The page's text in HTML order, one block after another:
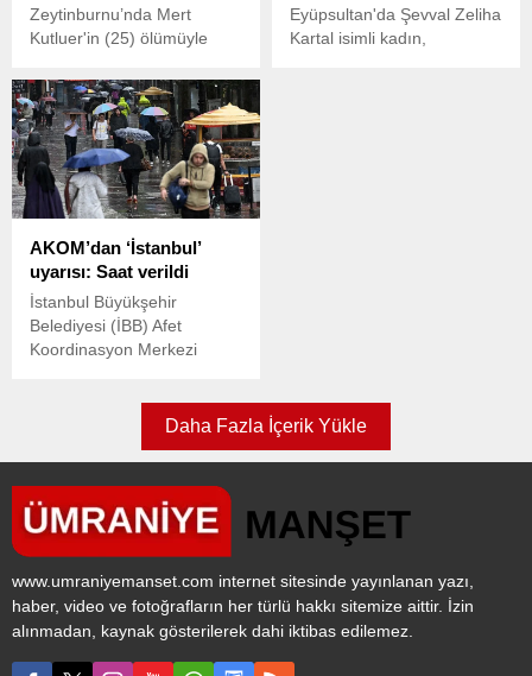
medeniyetleri birleştiren ve
bu coğrafyadaki bütün güzel
Zeytinburnu’nda Mert
Kutluer'in (25) ölümüyle
karıştıkları tespit edilen
şüphelilerden Barış S.
gözaltına alındı. Cinayetle
biten kavganın nedeninin
alacak verecek meselesi
olduğu belirlendi. Polis
yakalamak için çalışmalarını
sürdürüyor.
Eyüpsultan'da Şevval Zeliha
Kartal isimli kadın,
AKOM’dan ‘İstanbul’
uyarısı: Saat verildi
İstanbul Büyükşehir
Belediyesi (İBB) Afet
Koordinasyon Merkezi
gök gürültülü sağanak
duyurdu.
Daha Fazla İçerik Yükle
www.umraniyemanset.com internet sitesinde yayınlanan yazı,
haber, video ve fotoğrafların her türlü hakkı sitemize aittir. İzin
alınmadan, kaynak gösterilerek dahi iktibas edilemez.